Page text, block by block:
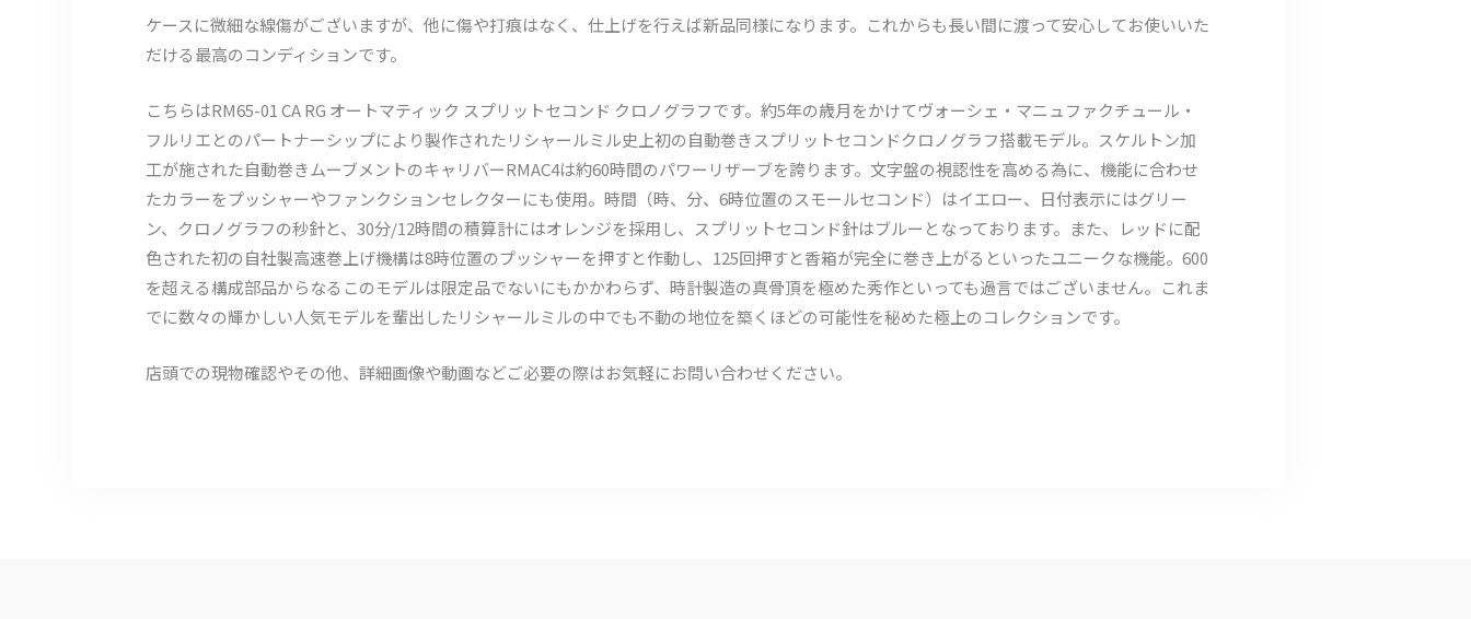
ケースに微細な線傷がございますが、他に傷や打痕はなく、仕上げを行えば新品同様になります。これからも長い間に渡って安心してお使いいた
だける最高のコンディションです。
こちらはRM65-01 CA RG オートマティック スプリットセコンド クロノグラフです。約5年の歳月をかけてヴォーシェ・マニュファクチュール・
フルリエとのパートナーシップにより製作されたリシャールミル史上初の自動巻きスプリットセコンドクロノグラフ搭載モデル。スケルトン加
工が施された自動巻きムーブメントのキャリバーRMAC4は約60時間のパワーリザーブを誇ります。文字盤の視認性を高める為に、機能に合わせ
たカラーをプッシャーやファンクションセレクターにも使用。時間（時、分、6時位置のスモールセコンド）はイエロー、日付表示にはグリー
ン、クロノグラフの秒針と、30分/12時間の積算計にはオレンジを採用し、スプリットセコンド針はブルーとなっております。また、レッドに配
色された初の自社製高速巻上げ機構は8時位置のプッシャーを押すと作動し、125回押すと香箱が完全に巻き上がるといったユニークな機能。600
を超える構成部品からなるこのモデルは限定品でないにもかかわらず、時計製造の真骨頂を極めた秀作といっても過言ではございません。これま
でに数々の輝かしい人気モデルを輩出したリシャールミルの中でも不動の地位を築くほどの可能性を秘めた極上のコレクションです。
店頭での現物確認やその他、詳細画像や動画などご必要の際はお気軽にお問い合わせください。